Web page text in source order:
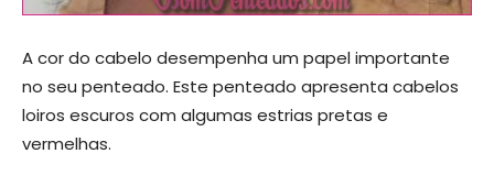
A cor do cabelo desempenha um papel importante
no seu penteado. Este penteado apresenta cabelos
loiros escuros com algumas estrias pretas e
vermelhas.